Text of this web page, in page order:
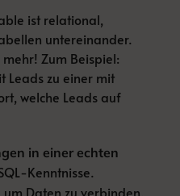
ist relational,
untereinander.
Zum Beispiel:
Leads zu einer mit
welche Leads auf
in einer echten
Kenntnisse.
Daten zu verbinden.